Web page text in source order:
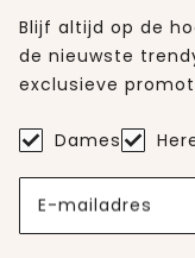
Blijf altijd op de
de nieuwste
exclusieve
Dames
E-mailadres